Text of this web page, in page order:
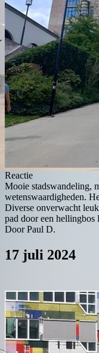
Reactie
Mooie stadswandeling,
wetenswaardigheden.
Diverse onverwacht
pad door een hellingbos
Door Paul D.
17 juli 2024